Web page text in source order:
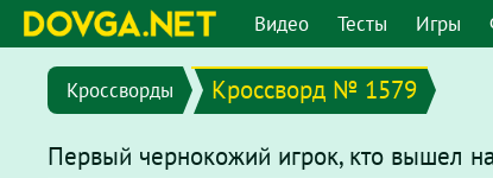
Видео Тесты Игры
Кроссворды Кроссворд № 1579
Первый чернокожий игрок, кто вышел